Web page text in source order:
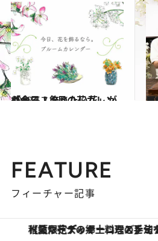
2022.5.1
「今日、飾りたい花」がわかる！ 5月の花カレンダー
ライフスタイル 【動画】ひまわりを「かご」に飾ろう “摘みたて風”
FEATURE
フィーチャー記事
【夏限定ディナーコース】旬を迎える稚鮎や花ズッキーニなどをイタリア・トスカーナ